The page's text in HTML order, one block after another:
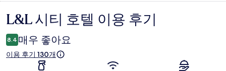
이
용
후
L&L 시티 호텔 이용 후기
8.4 매우 좋아요
이용 후기 130개